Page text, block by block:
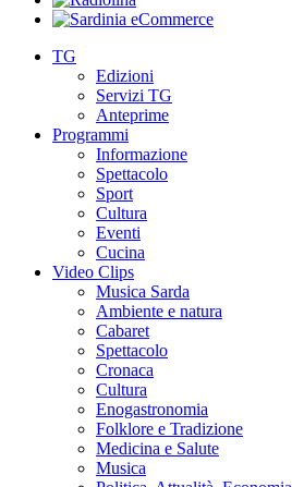
TG
Edizioni
Servizi TG
Anteprime
Programmi
Informazione
Spettacolo
Sport
Cultura
Eventi
Cucina
Video Clips
Musica Sarda
Ambiente e natura
Cabaret
Spettacolo
Cronaca
Cultura
Enogastronomia
Folklore e Tradizione
Medicina e Salute
Musica